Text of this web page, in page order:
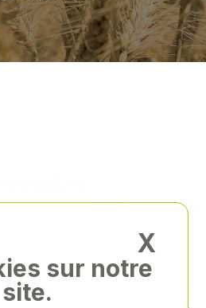
X
sur notre
site.